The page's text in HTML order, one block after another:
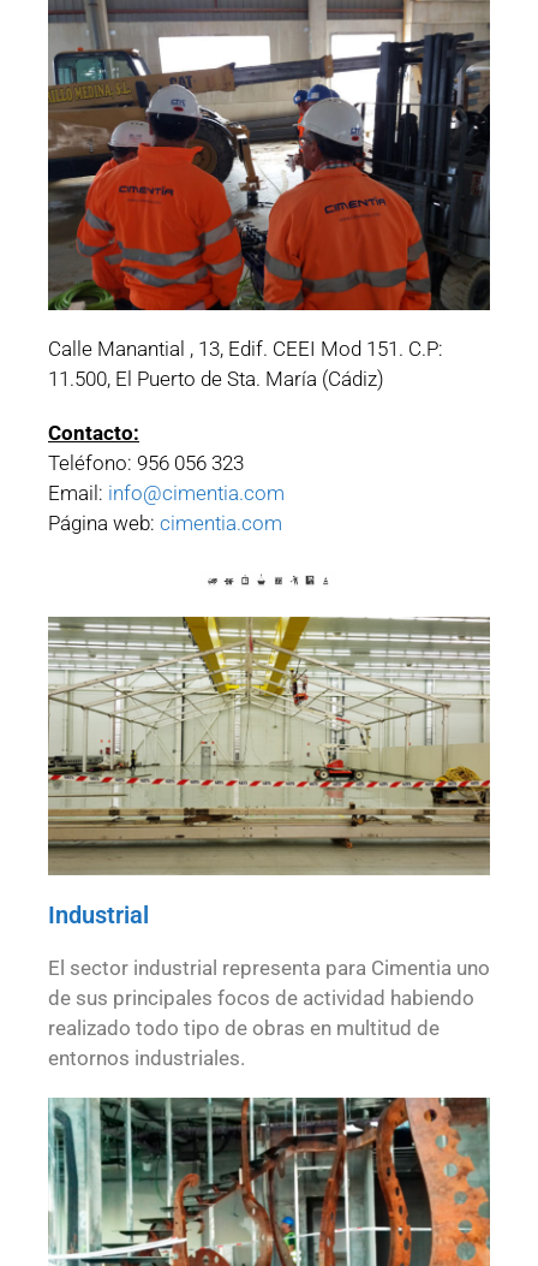
Calle Manantial , 13, Edif. CEEI Mod 151. C.P:
11.500, El Puerto de Sta. María (Cádiz)
Contacto:
Teléfono: 956 056 323
Email: info@cimentia.com
Página web: cimentia.com
Industrial
El sector industrial representa para Cimentia uno
de sus principales focos de actividad habiendo
realizado todo tipo de obras en multitud de
entornos industriales.